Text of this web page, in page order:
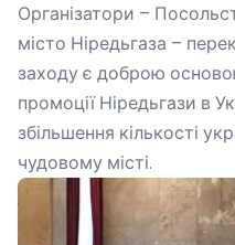
Організатори –
місто Ніредьгаза –
заходу є доброю
промоції Ніредьгази в
збільшення кількості
чудовому місті.